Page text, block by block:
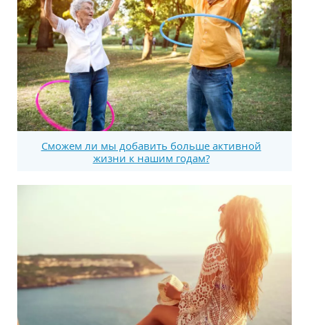
Сможем ли мы добавить больше активной
жизни к нашим годам?